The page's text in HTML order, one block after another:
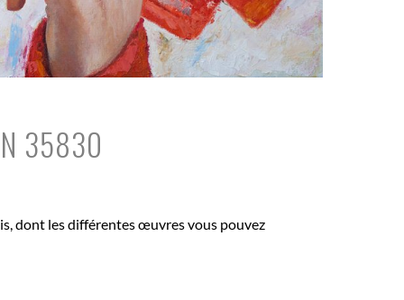
35830
dont les différentes œuvres vous pouvez